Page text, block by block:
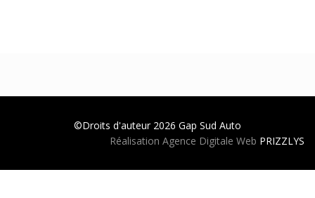
©Droits d'auteur 2026 Gap Sud Auto
Réalisation Agence Digitale Web PRIZZLYS